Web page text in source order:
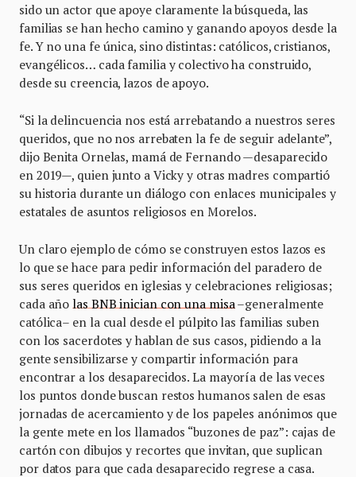
sido un actor que apoye claramente la búsqueda, las
familias se han hecho camino y ganando apoyos desde la
fe. Y no una fe única, sino distintas: católicos, cristianos,
evangélicos… cada familia y colectivo ha construido,
desde su creencia, lazos de apoyo.
“Si la delincuencia nos está arrebatando a nuestros seres
queridos, que no nos arrebaten la fe de seguir adelante”,
dijo Benita Ornelas, mamá de Fernando —desaparecido
en 2019—, quien junto a Vicky y otras madres compartió
su historia durante un diálogo con enlaces municipales y
estatales de asuntos religiosos en Morelos.
Un claro ejemplo de cómo se construyen estos lazos es
lo que se hace para pedir información del paradero de
sus seres queridos en iglesias y celebraciones religiosas;
cada año las BNB inician con una misa –generalmente
católica– en la cual desde el púlpito las familias suben
con los sacerdotes y hablan de sus casos, pidiendo a la
gente sensibilizarse y compartir información para
encontrar a los desaparecidos. La mayoría de las veces
los puntos donde buscan restos humanos salen de esas
jornadas de acercamiento y de los papeles anónimos que
la gente mete en los llamados “buzones de paz”: cajas de
cartón con dibujos y recortes que invitan, que suplican
por datos para que cada desaparecido regrese a casa.